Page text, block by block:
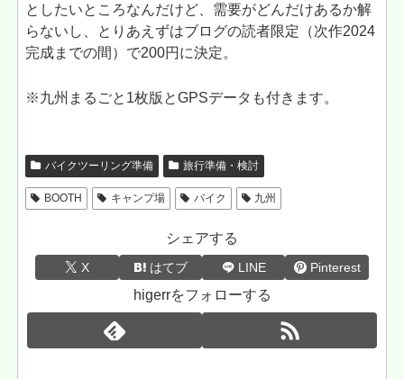
としたいところなんだけど、需要がどんだけあるか解
らないし、とりあえずはブログの読者限定（次作2024
完成までの間）で200円に決定。
※九州まるごと1枚版とGPSデータも付きます。
バイクツーリング準備 旅行準備・検討
BOOTH キャンプ場 バイク 九州
シェアする
X はてブ LINE Pinterest
higerrをフォローする